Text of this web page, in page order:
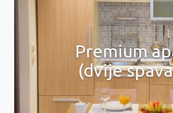
Premium
(dvije